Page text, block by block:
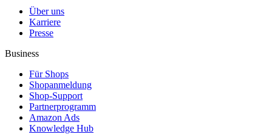
Über uns
Karriere
Presse
Business
Für Shops
Shopanmeldung
Shop-Support
Partnerprogramm
Amazon Ads
Knowledge Hub